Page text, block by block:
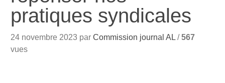
pratiques syndicales
24 novembre 2023 parCommission journal AL /567
vues